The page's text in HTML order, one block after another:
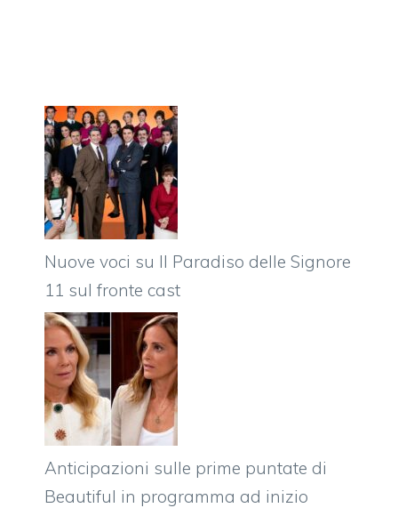
Nuove voci su Il Paradiso delle Signore
11 sul fronte cast
Anticipazioni sulle prime puntate di
Beautiful in programma ad inizio